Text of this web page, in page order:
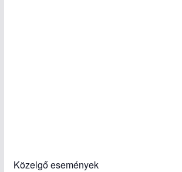
Közelgő események